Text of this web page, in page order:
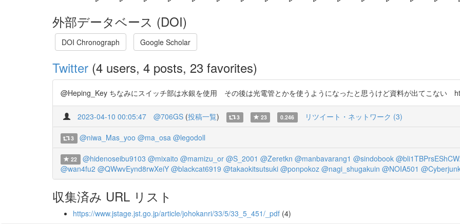
外部データベース (DOI)
DOI Chronograph Google Scholar
Twitter (4 users, 4 posts, 23 favorites)
@Heping_Key ちなみにスイッチ部は水銀を使用 その後は光電管とかを使うようになったと思うけど資料が出てこない
2023-04-10 00:05:47 @706GS (投稿一覧) 3 23 0.246 リツイート・ネットワーク (3)
3 @niwa_Mas_yoo @ma_osa @legodoll
22 @hidenoseibu9103 @mixaito @mamizu_or @S_2001 @Zeretkn @manbavarang1 @sindobook
@wan4fu2 @QWwvEynd8rwXeiY @blackcat6919 @takaokitsutsuki @ponpokoz @nagi_shugakuin @NOIA501
収集済み URL リスト
https://www.jstage.jst.go.jp/article/johokanri/33/5/33_5_451/_pdf (4)